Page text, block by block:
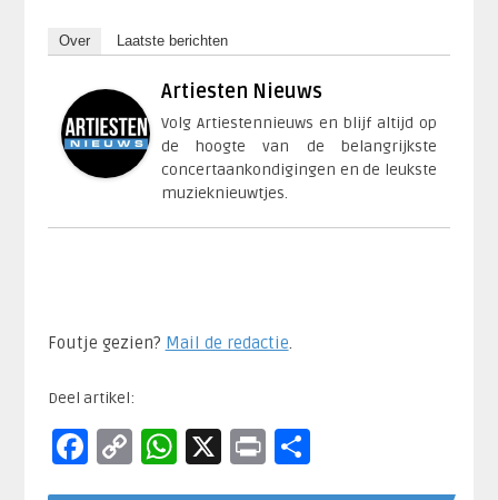
Over Laatste berichten
Artiesten Nieuws
Volg Artiestennieuws en blijf altijd op
de hoogte van de belangrijkste
concertaankondigingen en de leukste
muzieknieuwtjes.
Foutje gezien? Mail de redactie
Deel artikel:
Facebook
CopyWhatsApp
X PrintDelen